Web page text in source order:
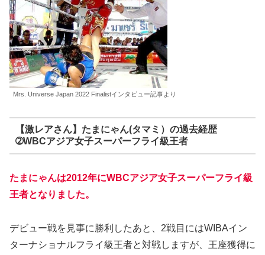
Mrs. Universe Japan 2022 Finalistインタビュー記事より
【激レアさん】たまにゃん(タマミ）の過去経歴
➁WBCアジア女子スーパーフライ級王者
たまにゃんは2012年にWBCアジア女子スーパーフライ級
王者となりました。
デビュー戦を見事に勝利したあと、2戦目にはWIBAイン
ターナショナルフライ級王者と対戦しますが、王座獲得に